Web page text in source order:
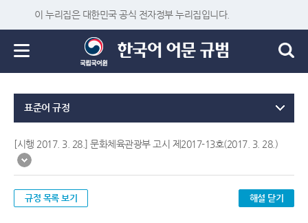
이 누리집은 대한민국 공식 전자정부 누리집입니다.
표준어 규정
[시행 2017. 3. 28.] 문화체육관광부 고시 제2017-13호(2017. 3. 28.)
규정 목록 보기 해설 닫기